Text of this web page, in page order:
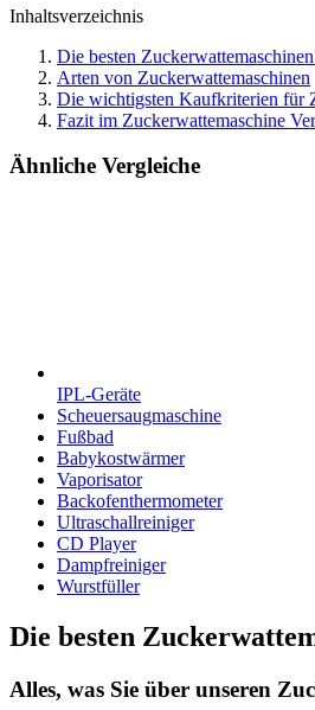
Inhaltsverzeichnis
Die besten
Arten von Zuckerwattemaschinen
Die wichtigsten Kaufkriterien für
Fazit im Zuckerwattemaschine
Ähnliche Vergleiche
IPL-Geräte
Scheuersaugmaschine
Fußbad
Babykostwärmer
Vaporisator
Backofenthermometer
Ultraschallreiniger
CD Player
Dampfreiniger
Wurstfüller
Die besten
Alles, was Sie über unseren